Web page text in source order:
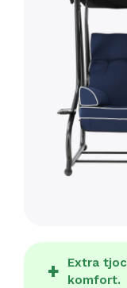
Extra
komfort.